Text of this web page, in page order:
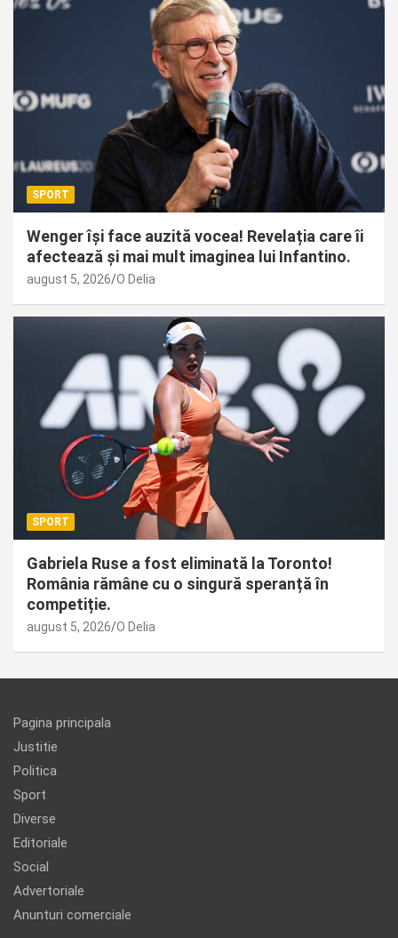
SPORT
Wenger își face auzită vocea! Revelația care îi
afectează și mai mult imaginea lui Infantino.
august 5, 2026 O Delia
SPORT
Gabriela Ruse a fost eliminată la Toronto!
România rămâne cu o singură speranță în
competiție.
august 5, 2026 O Delia
Pagina principala
Justitie
Politica
Sport
Diverse
Editoriale
Social
Advertoriale
Anunturi comerciale